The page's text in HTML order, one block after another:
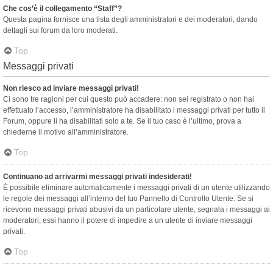
Che cos’è il collegamento “Staff”?
Questa pagina fornisce una lista degli amministratori e dei moderatori, dando
dettagli sui forum da loro moderati.
Top
Messaggi privati
Non riesco ad inviare messaggi privati!
Ci sono tre ragioni per cui questo può accadere: non sei registrato o non hai
effettuato l’accesso, l’amministratore ha disabilitato i messaggi privati per tutto il
Forum, oppure li ha disabilitati solo a te. Se il tuo caso è l’ultimo, prova a
chiederne il motivo all’amministratore.
Top
Continuano ad arrivarmi messaggi privati indesiderati!
È possibile eliminare automaticamente i messaggi privati ​​di un utente utilizzando
le regole dei messaggi all’interno del tuo Pannello di Controllo Utente. Se si
ricevono messaggi privati ​​abusivi da un particolare utente, segnala i messaggi ai
moderatori; essi hanno il potere di impedire a un utente di inviare messaggi
privati​​.
Top